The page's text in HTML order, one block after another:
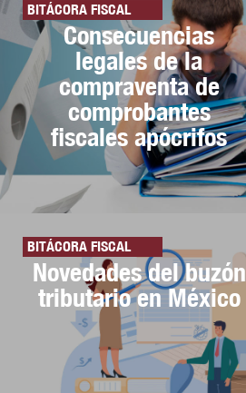
BITÁCORA FISCAL
Consecuencias
legales de la
compraventa de
comprobantes
fiscales apócrifos
BITÁCORA FISCAL
Novedades del buzón
tributario en México